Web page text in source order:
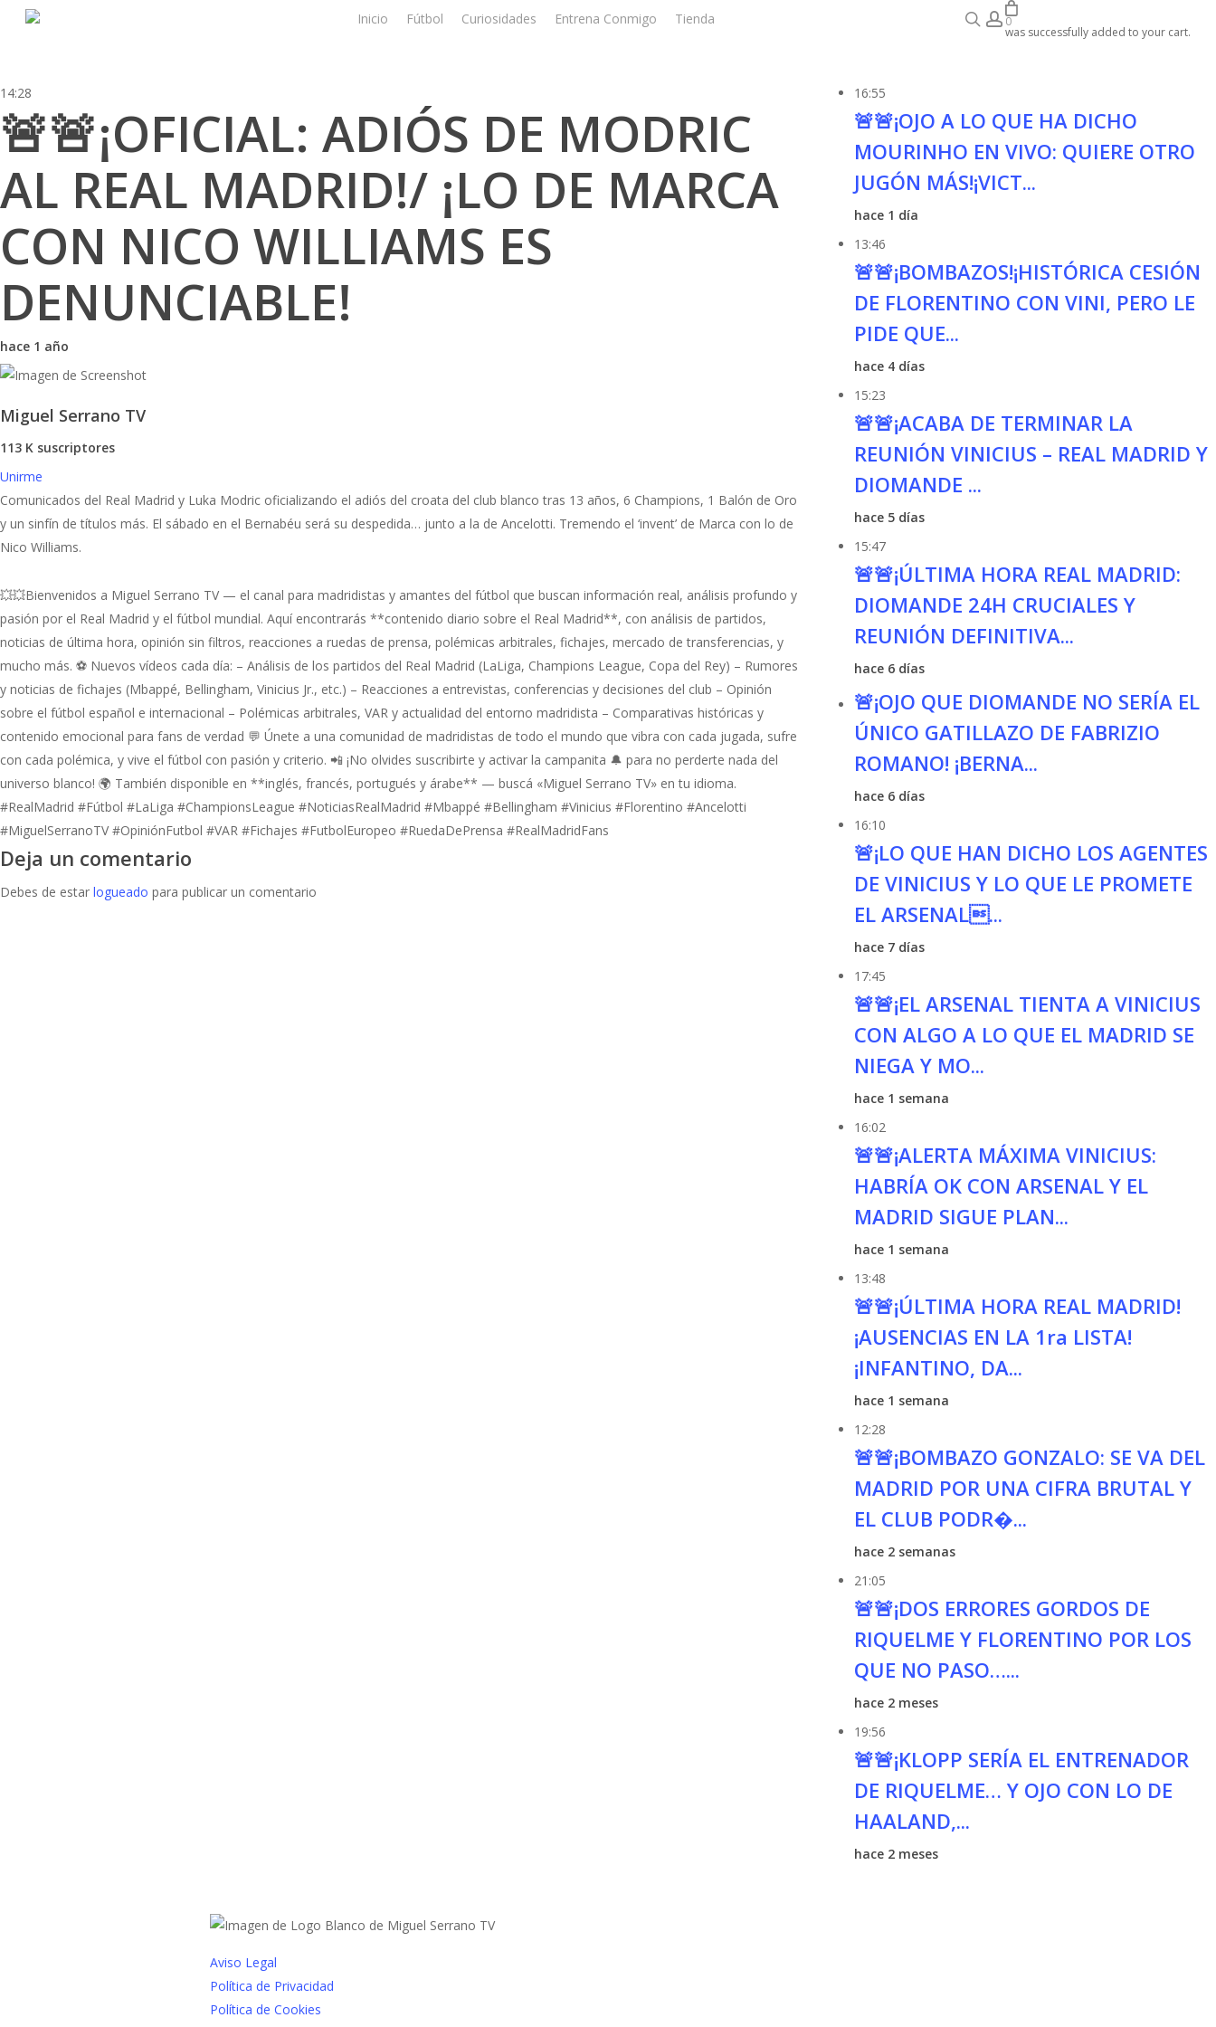
Inicio Fútbol Curiosidades Entrena Conmigo Tienda searchaccount
0
was successfully added to your cart.
14:28
🚨🚨¡OFICIAL: ADIÓS DE MODRIC
AL REAL MADRID!/ ¡LO DE MARCA
CON NICO WILLIAMS ES
DENUNCIABLE!
hace 1 año
Miguel Serrano TV
113 K suscriptores
Unirme
Comunicados del Real Madrid y Luka Modric oficializando el adiós del croata del club blanco tras 13 años, 6 Champions, 1 Balón de Oro
y un sinfín de títulos más. El sábado en el Bernabéu será su despedida… junto a la de Ancelotti. Tremendo el ‘invent’ de Marca con lo de
Nico Williams.
💥💥Bienvenidos a Miguel Serrano TV — el canal para madridistas y amantes del fútbol que buscan información real, análisis profundo y
pasión por el Real Madrid y el fútbol mundial. Aquí encontrarás **contenido diario sobre el Real Madrid**, con análisis de partidos,
noticias de última hora, opinión sin filtros, reacciones a ruedas de prensa, polémicas arbitrales, fichajes, mercado de transferencias, y
mucho más. ⚽ Nuevos vídeos cada día: – Análisis de los partidos del Real Madrid (LaLiga, Champions League, Copa del Rey) – Rumores
y noticias de fichajes (Mbappé, Bellingham, Vinicius Jr., etc.) – Reacciones a entrevistas, conferencias y decisiones del club – Opinión
sobre el fútbol español e internacional – Polémicas arbitrales, VAR y actualidad del entorno madridista – Comparativas históricas y
contenido emocional para fans de verdad 💬 Únete a una comunidad de madridistas de todo el mundo que vibra con cada jugada, sufre
con cada polémica, y vive el fútbol con pasión y criterio. 📲 ¡No olvides suscribirte y activar la campanita 🔔 para no perderte nada del
universo blanco! 🌍 También disponible en **inglés, francés, portugués y árabe** — buscá «Miguel Serrano TV» en tu idioma.
#RealMadrid #Fútbol #LaLiga #ChampionsLeague #NoticiasRealMadrid #Mbappé #Bellingham #Vinicius #Florentino #Ancelotti
#MiguelSerranoTV #OpiniónFutbol #VAR #Fichajes #FutbolEuropeo #RuedaDePrensa #RealMadridFans
Deja un comentario
Debes de estar logueado para publicar un comentario
16:55
🚨🚨¡OJO A LO QUE HA DICHO
MOURINHO EN VIVO: QUIERE OTRO
JUGÓN MÁS!¡VICT...
hace 1 día
13:46
🚨🚨¡BOMBAZOS!¡HISTÓRICA CESIÓN
DE FLORENTINO CON VINI, PERO LE
PIDE QUE...
hace 4 días
15:23
🚨🚨¡ACABA DE TERMINAR LA
REUNIÓN VINICIUS – REAL MADRID Y
DIOMANDE ...
hace 5 días
15:47
🚨🚨¡ÚLTIMA HORA REAL MADRID:
DIOMANDE 24H CRUCIALES Y
REUNIÓN DEFINITIVA...
hace 6 días
🚨¡OJO QUE DIOMANDE NO SERÍA EL
ÚNICO GATILLAZO DE FABRIZIO
ROMANO! ¡BERNA...
hace 6 días
16:10
🚨¡LO QUE HAN DICHO LOS AGENTES
DE VINICIUS Y LO QUE LE PROMETE
EL ARSENAL...
hace 7 días
17:45
🚨🚨¡EL ARSENAL TIENTA A VINICIUS
CON ALGO A LO QUE EL MADRID SE
NIEGA Y MO...
hace 1 semana
16:02
🚨🚨¡ALERTA MÁXIMA VINICIUS:
HABRÍA OK CON ARSENAL Y EL
MADRID SIGUE PLAN...
hace 1 semana
13:48
🚨🚨¡ÚLTIMA HORA REAL MADRID!
¡AUSENCIAS EN LA 1ra LISTA!
¡INFANTINO, DA...
hace 1 semana
12:28
🚨🚨¡BOMBAZO GONZALO: SE VA DEL
MADRID POR UNA CIFRA BRUTAL Y
EL CLUB PODR�...
hace 2 semanas
21:05
🚨🚨¡DOS ERRORES GORDOS DE
RIQUELME Y FLORENTINO POR LOS
QUE NO PASO…...
hace 2 meses
19:56
🚨🚨¡KLOPP SERÍA EL ENTRENADOR
DE RIQUELME… Y OJO CON LO DE
HAALAND,...
hace 2 meses
Aviso Legal
Política de Privacidad
Política de Cookies